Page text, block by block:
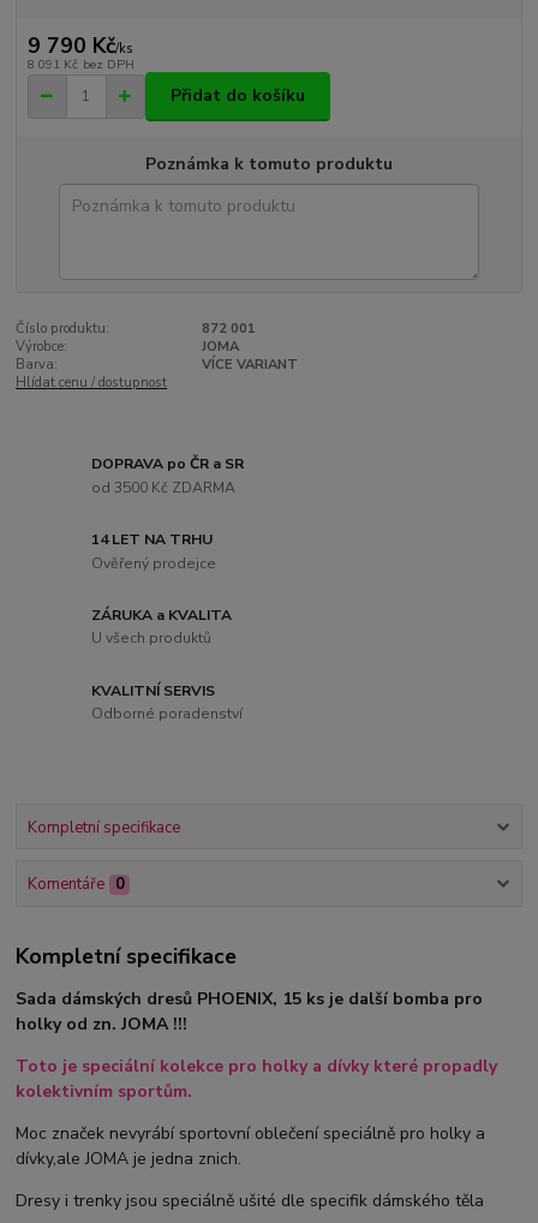
9 790 Kč/ks
8 091 Kč bez DPH
Přidat do košíku
Poznámka k tomuto produktu
Číslo produktu:
872 001
Výrobce:
JOMA
Barva:
VÍCE VARIANT
Hlídat cenu / dostupnost
DOPRAVA po ČR a SR
od 3500 Kč ZDARMA
14 LET NA TRHU
Ověřený prodejce
ZÁRUKA a KVALITA
U všech produktů
KVALITNÍ SERVIS
Odborné poradenství
Kompletní specifikace
Komentáře 0
Kompletní specifikace
Sada dámských dresů PHOENIX, 15 ks je další bomba pro
holky od zn. JOMA !!!
Toto je speciální kolekce pro holky a dívky které propadly
kolektivním sportům.
Moc značek nevyrábí sportovní oblečení speciálně pro holky a
dívky,ale JOMA je jedna znich.
Dresy i trenky jsou speciálně ušité dle specifik dámského těla